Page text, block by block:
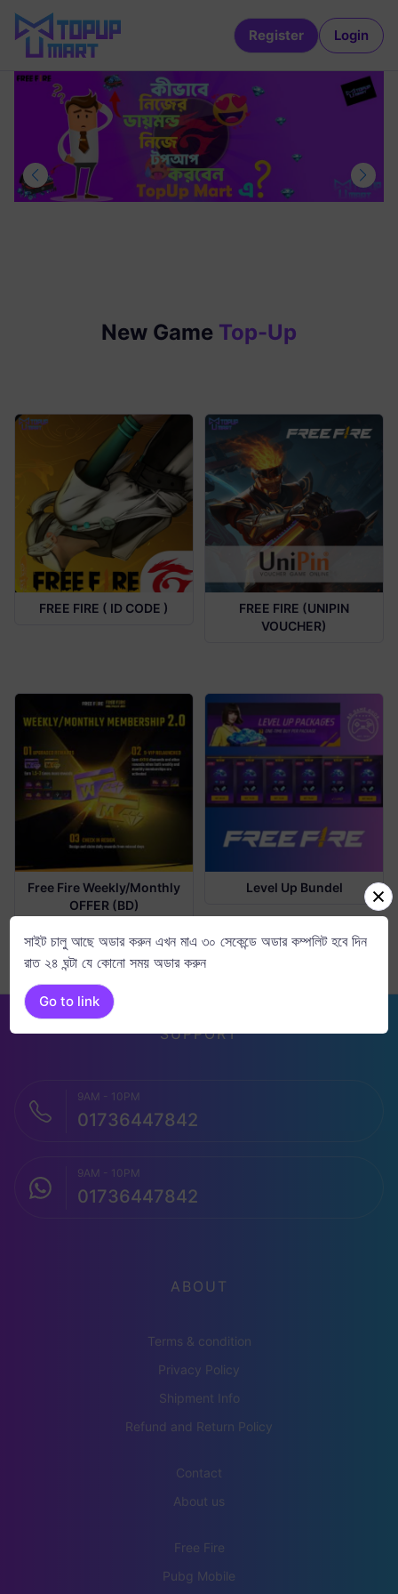
সাইট চালু আছে অডার করুন এখন মাএ ৩০ সেকেন্ডে অডার কম্পলিট হবে দিন
রাত ২৪ ঘন্টা যে কোনো সময় অডার করুন
Go to link
Register Login
New Game Top-Up
FREE FIRE ( ID CODE )
FREE FIRE (UNIPIN
VOUCHER)
Free Fire Weekly/Monthly
OFFER (BD)
Level Up Bundel
SUPPORT
9AM - 10PM
01736447842
9AM - 10PM
01736447842
ABOUT
Terms & condition
Privacy Policy
Shipment Info
Refund and Return Policy
Contact
About us
Free Fire
Pubg Mobile